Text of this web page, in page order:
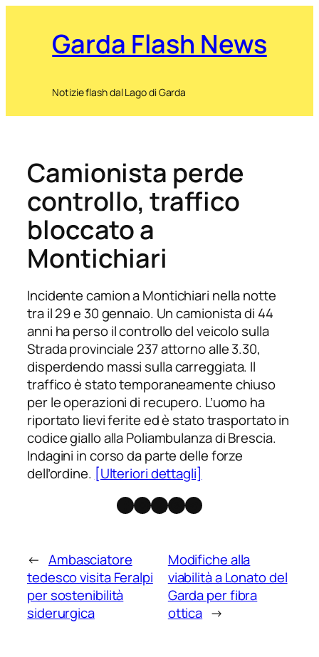
Garda Flash News
Notizie flash dal Lago di Garda
Camionista perde
controllo, traffico
bloccato a
Montichiari
Incidente camion a Montichiari nella notte
tra il 29 e 30 gennaio. Un camionista di 44
anni ha perso il controllo del veicolo sulla
Strada provinciale 237 attorno alle 3.30,
disperdendo massi sulla carreggiata. Il
traffico è stato temporaneamente chiuso
per le operazioni di recupero. L’uomo ha
riportato lievi ferite ed è stato trasportato in
codice giallo alla Poliambulanza di Brescia.
Indagini in corso da parte delle forze
dell’ordine. [Ulteriori dettagli]
Facebook
Instagram
X Threads
Telegram
← Ambasciatore
tedesco visita Feralpi
per sostenibilità
siderurgica
Modifiche alla
viabilità a Lonato del
Garda per fibra
ottica →